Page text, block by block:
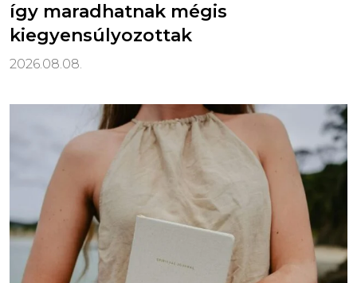
így maradhatnak mégis
kiegyensúlyozottak
2026.08.08.